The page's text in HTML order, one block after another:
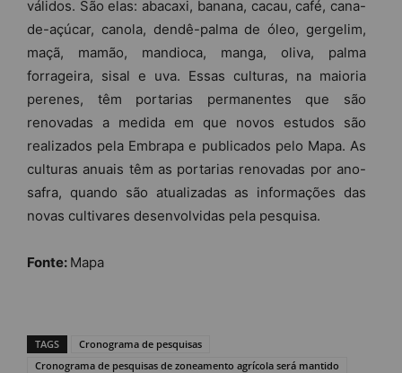
válidos. São elas: abacaxi, banana, cacau, café, cana-
de-açúcar, canola, dendê-palma de óleo, gergelim,
maçã, mamão, mandioca, manga, oliva, palma
forrageira, sisal e uva. Essas culturas, na maioria
perenes, têm portarias permanentes que são
renovadas a medida em que novos estudos são
realizados pela Embrapa e publicados pelo Mapa. As
culturas anuais têm as portarias renovadas por ano-
safra, quando são atualizadas as informações das
novas cultivares desenvolvidas pela pesquisa.
Fonte: Mapa
TAGS
Cronograma de pesquisas
Cronograma de pesquisas de zoneamento agrícola será mantido